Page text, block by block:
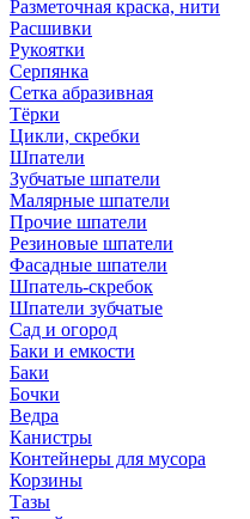
Разметочная краска, нити
Расшивки
Рукоятки
Серпянка
Сетка абразивная
Тёрки
Цикли, скребки
Шпатели
Зубчатые шпатели
Малярные шпатели
Прочие шпатели
Резиновые шпатели
Фасадные шпатели
Шпатель-скребок
Шпатели зубчатые
Сад и огород
Баки и емкости
Баки
Бочки
Ведра
Канистры
Контейнеры для мусора
Корзины
Тазы